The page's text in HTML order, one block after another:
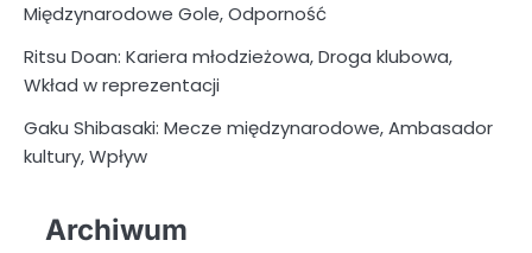
Międzynarodowe Gole, Odporność
Ritsu Doan: Kariera młodzieżowa, Droga klubowa,
Wkład w reprezentacji
Gaku Shibasaki: Mecze międzynarodowe, Ambasador
kultury, Wpływ
Archiwum